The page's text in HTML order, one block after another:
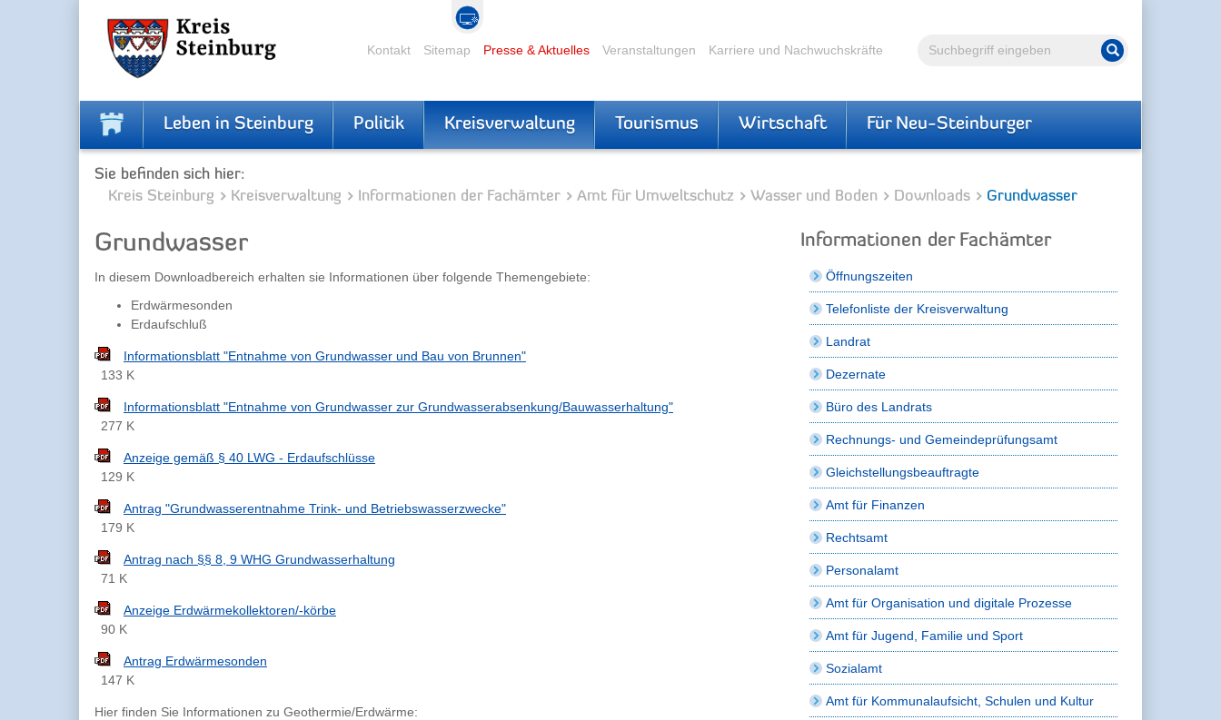
Volltextsuche Suche starten
Kontakt Sitemap Presse & Aktuelles Veranstaltungen Karriere und Nachwuchskräfte
Leben in Steinburg Politik Kreisverwaltung Tourismus Wirtschaft Für Neu-Steinburger
Sie befinden sich hier:
Kreis Steinburg
Kreisverwaltung Informationen der Fachämter Amt für Umweltschutz Wasser und Boden Downloads Grundwasser
Grundwasser
In diesem Downloadbereich erhalten sie Informationen über folgende Themengebiete:
Erdwärmesonden
Erdaufschluß
Informationsblatt "Entnahme von Grundwasser und Bau von Brunnen"
133 K
Informationsblatt "Entnahme von Grundwasser zur Grundwasserabsenkung/Bauwasserhaltung"
277 K
Anzeige gemäß § 40 LWG - Erdaufschlüsse
129 K
Antrag "Grundwasserentnahme Trink- und Betriebswasserzwecke"
179 K
Antrag nach §§ 8, 9 WHG Grundwasserhaltung
71 K
Anzeige Erdwärmekollektoren/-körbe
90 K
Antrag Erdwärmesonden
147 K
Hier finden Sie Informationen zu Geothermie/Erdwärme:
Informationen der Fachämter
Öffnungszeiten
Telefonliste der Kreisverwaltung
Landrat
Dezernate
Büro des Landrats
Rechnungs- und Gemeindeprüfungsamt
Gleichstellungsbeauftragte
Amt für Finanzen
Rechtsamt
Personalamt
Amt für Organisation und digitale Prozesse
Amt für Jugend, Familie und Sport
Sozialamt
Amt für Kommunalaufsicht, Schulen und Kultur